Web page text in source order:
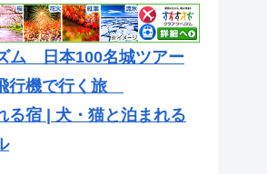
ム 日本100名城ツアー
行機で行く旅
る宿 | 犬・猫と泊まれる